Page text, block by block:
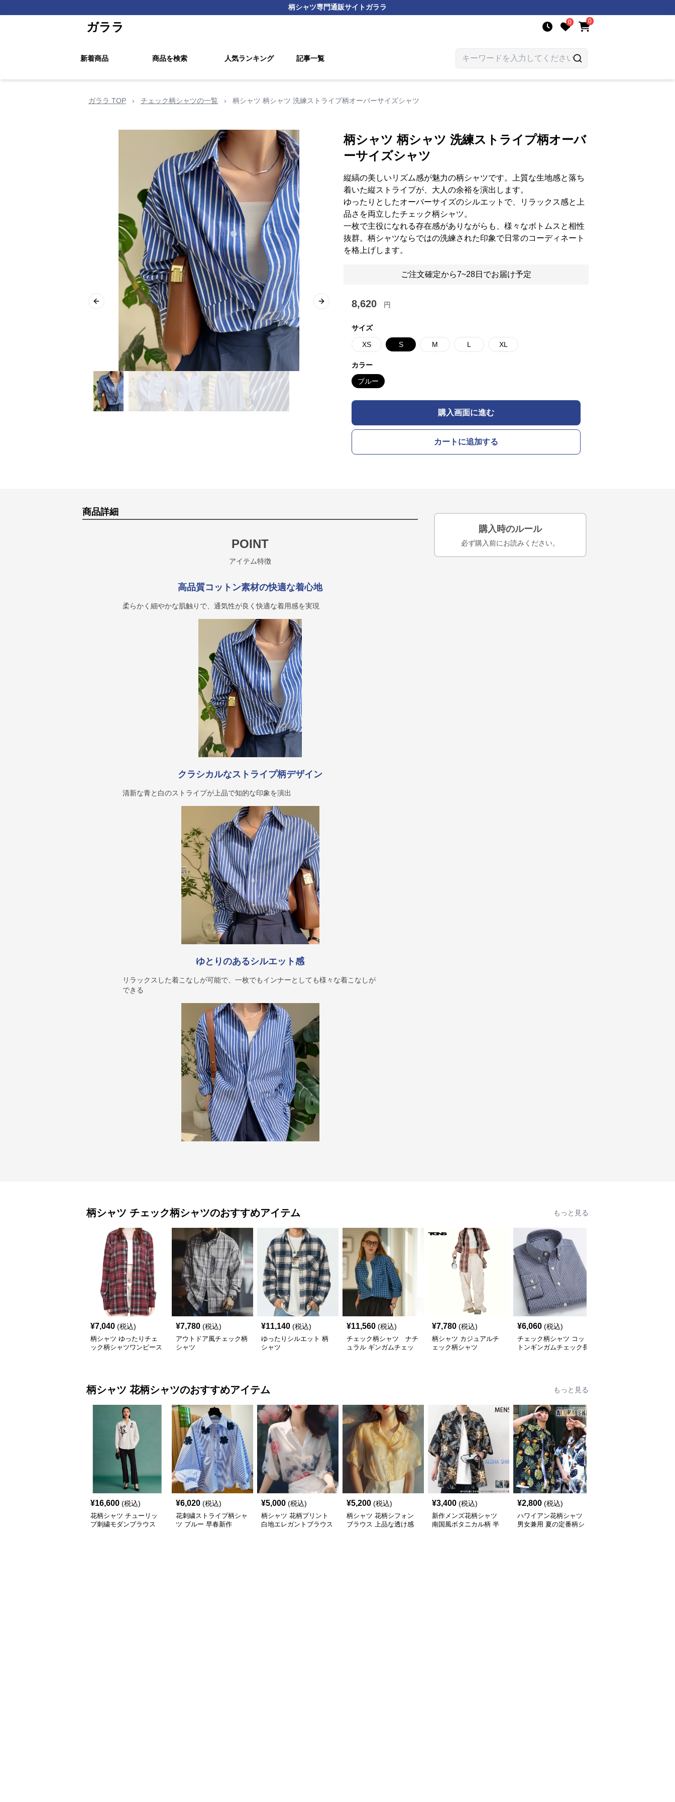
柄シャツ専門通販サイトガララ
ガララ 0 0
新着商品 商品を検索 人気ランキング 記事一覧
ガララ TOP › チェック柄シャツの一覧 › 柄シャツ 柄シャツ 洗練ストライプ柄オーバーサイズシャツ
Previous slide Next slide
柄シャツ 柄シャツ 洗練ストライプ柄オーバ
ーサイズシャツ
縦縞の美しいリズム感が魅力の柄シャツです。上質な生地感と落ち
着いた縦ストライプが、大人の余裕を演出します。
ゆったりとしたオーバーサイズのシルエットで、リラックス感と上
品さを両立したチェック柄シャツ。
一枚で主役になれる存在感がありながらも、様々なボトムスと相性
抜群。柄シャツならではの洗練された印象で日常のコーディネート
を格上げします。
ご注文確定から7~28日でお届け予定
8,620 円
サイズ
XS S M L XL
カラー
ブルー
購入画面に進む
カートに追加する
商品詳細
POINT
アイテム特徴
高品質コットン素材の快適な着心地
柔らかく細やかな肌触りで、通気性が良く快適な着用感を実現
クラシカルなストライプ柄デザイン
清新な青と白のストライプが上品で知的な印象を演出
ゆとりのあるシルエット感
リラックスした着こなしが可能で、一枚でもインナーとしても様々な着こなしが
できる
購入時のルール
必ず購入前にお読みください。
柄シャツ チェック柄シャツのおすすめアイテム もっと見る
¥7,040 (税込)
柄シャツ ゆったりチェ
ック柄シャツワンピース
¥7,780 (税込)
アウトドア風チェック柄
シャツ
¥11,140 (税込)
ゆったりシルエット 柄
シャツ
¥11,560 (税込)
チェック柄シャツ ナチ
ュラル ギンガムチェッ
¥7,780 (税込)
柄シャツ カジュアルチ
ェック柄シャツ
¥6,060 (税込)
チェック柄シャツ コッ
トンギンガムチェック長
柄シャツ 花柄シャツのおすすめアイテム もっと見る
¥16,600 (税込)
花柄シャツ チューリッ
プ刺繍モダンブラウス
¥6,020 (税込)
花刺繍ストライプ柄シャ
ツ ブルー 早春新作
¥5,000 (税込)
柄シャツ 花柄プリント
白地エレガントブラウス
¥5,200 (税込)
柄シャツ 花柄シフォン
ブラウス 上品な透け感
¥3,400 (税込)
新作メンズ花柄シャツ
南国風ボタニカル柄 半
¥2,800 (税込)
ハワイアン花柄シャツ
男女兼用 夏の定番柄シ